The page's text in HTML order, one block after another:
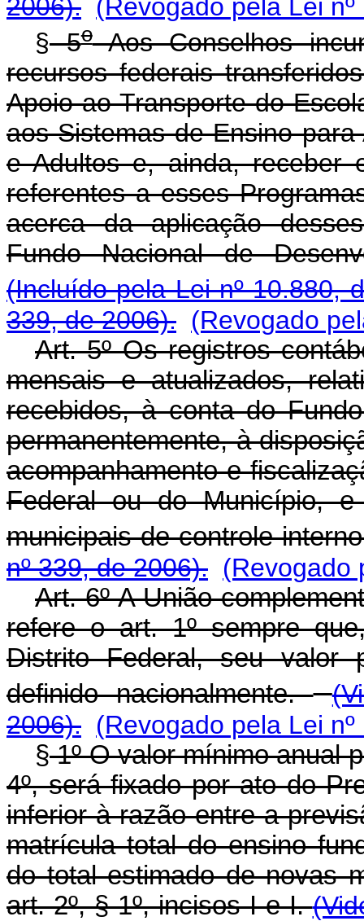
2006). (Revogado pela Lei
§5oAos Conselhos
recursos federais
Apoio ao Transporte do
aos Sistemas de Ensino
e Adultos e, ainda, receber
referentes a esses
acerca da aplicação
Fundo Nacional de
(Incluído pela Lei nº 10.880,
339, de 2006). (Revogado
Art. 5º Os registros
mensais e atualizados,
recebidos, à conta do
permanentemente, à
acompanhamento e
Federal ou do Município,
municipais de controle
nº 339, de 2006). (Revogado
Art. 6º A União
refere o art. 1º sempre
Distrito Federal, seu valor
definido nacionalmente.
2006). (Revogado pela Lei
§1º O valor mínimo anual
4º, será fixado por ato do
inferior à razão entre a
matrícula total do ensino
do total estimado de novas
art. 2º, § 1º, incisos I e I.